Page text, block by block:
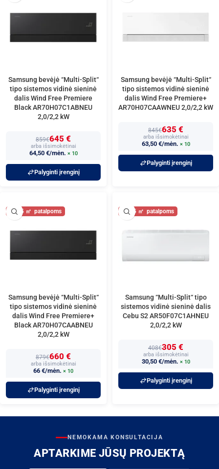
Samsung bevėjė “Multi-Split“
tipo sistemos vidinė sieninė
dalis Wind Free Premiere
Black AR70H07C1ABNEU
2,0/2,2 kW
859€645 €
arba išsimokėtinai
64,50 €/mėn. × 10
Palyginti įrenginį
Samsung bevėjė “Multi-Split“
tipo sistemos vidinė sieninė
dalis Wind Free Premiere+
AR70H07CAAWNEU 2,0/2,2 kW
845€635 €
arba išsimokėtinai
63,50 €/mėn. × 10
Palyginti įrenginį
25
Samsung bevėjė “Multi-Split“
tipo sistemos vidinė sieninė
dalis Wind Free Premiere+
Black AR70H07CAABNEU
2,0/2,2 kW
879€660 €
arba išsimokėtinai
66 €/mėn. × 10
Palyginti įrenginį
25
Samsung “Multi-Split“ tipo
sistemos vidinė sieninė dalis
Cebu S2 AR50F07C1AHNEU
2,0/2,2 kW
408€305 €
arba išsimokėtinai
30,50 €/mėn. × 10
Palyginti įrenginį
NEMOKAMA KONSULTACIJA
APTARKIME JŪSŲ PROJEKTĄ